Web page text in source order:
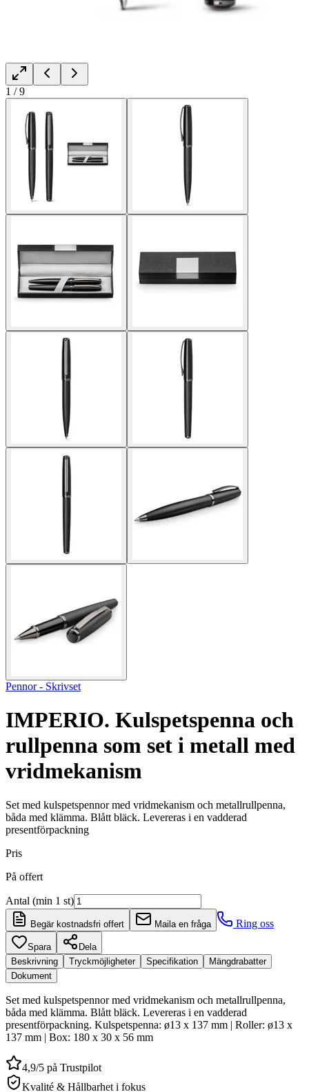
1 /9
Pennor - Skrivset
IMPERIO. Kulspetspenna och
rullpenna som set i metall med
vridmekanism
Set med kulspetspennor med vridmekanism och metallrullpenna,
båda med klämma. Blått bläck. Levereras i en vadderad
presentförpackning
Pris
På offert
Antal (min 1 st)
Begär kostnadsfri offert Maila en fråga Ring oss
Spara
Dela
Beskrivning
Tryckmöjligheter Specifikation
Mängdrabatter
Dokument
Set med kulspetspennor med vridmekanism och metallrullpenna,
båda med klämma. Blått bläck. Levereras i en vadderad
presentförpackning. Kulspetspenna: ø13 x 137 mm | Roller: ø13 x
137 mm | Box: 180 x 30 x 56 mm
4,9/5 på Trustpilot
Kvalité & Hållbarhet i fokus